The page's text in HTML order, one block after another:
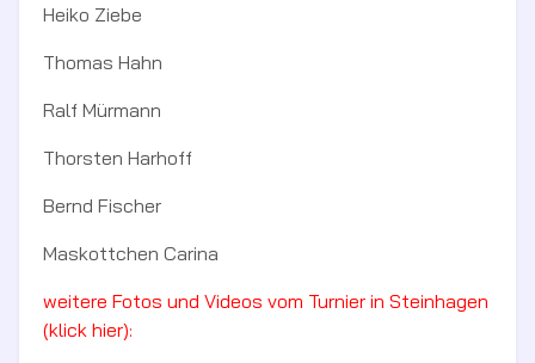
Heiko Ziebe
Thomas Hahn
Ralf Mürmann
Thorsten Harhoff
Bernd Fischer
Maskottchen Carina
weitere Fotos und Videos vom Turnier in Steinhagen
(klick hier):